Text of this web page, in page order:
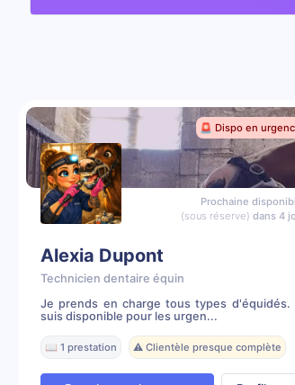
🚨 Dispo en
Prochaine
(sous réserve) dans 4
Alexia Dupont
Technicien dentaire équin
Je prends en charge tous types d'équidés.
suis disponible pour les urgen...
📖 1 prestation ⚠️ Clientèle presque complète